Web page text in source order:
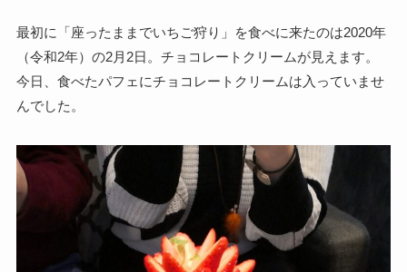
最初に「座ったままでいちご狩り」を食べに来たのは2020年
（令和2年）の2月2日。チョコレートクリームが見えます。
今日、食べたパフェにチョコレートクリームは入っていませ
んでした。